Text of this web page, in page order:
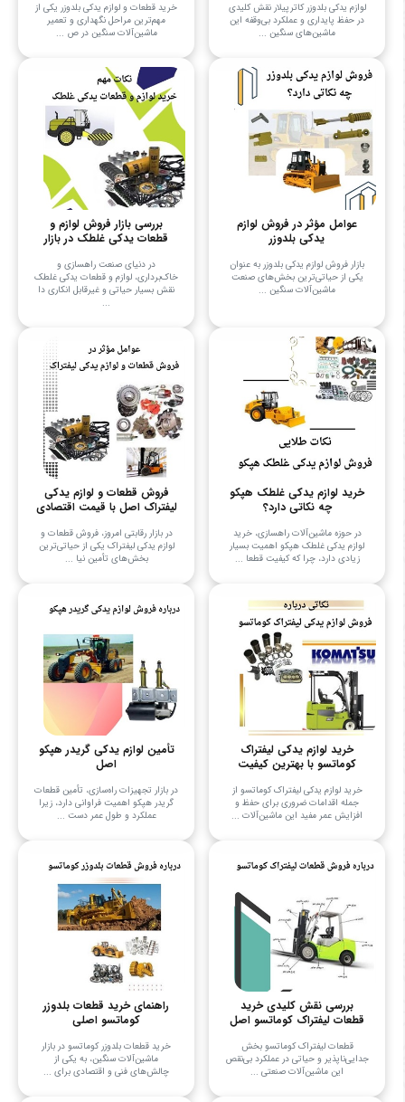
لوازم یدکی بلدوزر کاترپیلار نقش کلیدی
در حفظ پایداری و عملکرد بی‌وقفه این
ماشین‌های سنگین ...
خرید قطعات و لوازم یدکی بلدوزر یکی از
مهم‌ترین مراحل نگهداری و تعمیر
ماشین‌آلات سنگین در ص ...
عوامل مؤثر در فروش لوازم
یدکی بلدوزر
بازار فروش لوازم یدکی بلدوزر به عنوان
یکی از حیاتی‌ترین بخش‌های صنعت
ماشین‌آلات سنگین ...
بررسی بازار فروش لوازم و
قطعات یدکی غلطک در بازار
در دنیای صنعت راهسازی و
خاک‌برداری، لوازم و قطعات یدکی غلطک
نقش بسیار حیاتی و غیرقابل انکاری دا
...
خرید لوازم یدکی غلطک هپکو
چه نکاتی دارد؟
در حوزه ماشین‌آلات راهسازی، خرید
لوازم یدکی غلطک هپکو اهمیت بسیار
زیادی دارد، چرا که کیفیت قطعا ...
فروش قطعات و لوازم یدکی
لیفتراک اصل با قیمت اقتصادی
در بازار رقابتی امروز، فروش قطعات و
لوازم یدکی لیفتراک یکی از حیاتی‌ترین
بخش‌های تأمین نیا ...
خرید لوازم یدکی لیفتراک
کوماتسو با بهترین کیفیت
خرید لوازم یدکی لیفتراک کوماتسو از
جمله اقدامات ضروری برای حفظ و
افزایش عمر مفید این ماشین‌آلات ...
تأمین لوازم یدکی گریدر هپکو
اصل
در بازار تجهیزات راه‌سازی، تأمین قطعات
گریدر هپکو اهمیت فراوانی دارد، زیرا
عملکرد و طول عمر دست ...
بررسی نقش کلیدی خرید
قطعات لیفتراک کوماتسو اصل
قطعات لیفتراک کوماتسو بخش
جدایی‌ناپذیر و حیاتی در عملکرد بی‌نقص
این ماشین‌آلات صنعتی ...
راهنمای خرید قطعات بلدوزر
کوماتسو اصلی
خرید قطعات بلدوزر کوماتسو در بازار
ماشین‌آلات سنگین، به یکی از
چالش‌های فنی و اقتصادی برای ...